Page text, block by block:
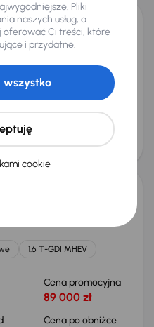
2.0 TDI 110 kW
Navi +6 kolejnych
Cena promocyjna
44 000 zł
Cena po obniżce
1.6 T-GDI MHEV
Cena promocyjna
89 000 zł
Cena po obniżce
Pliki
naszych usług, a
oferować Ci treści, które
i przydatne.
cookie